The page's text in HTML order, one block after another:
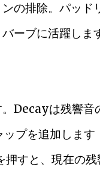
の排除。パッ
ーブに活躍しま
Decayは残響音
プを追加します
すと、現在の